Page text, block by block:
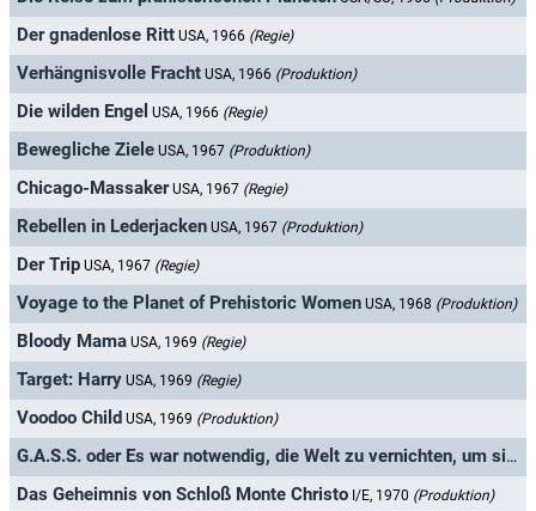
Der gnadenlose Ritt USA, 1966 (Regie)
Verhängnisvolle Fracht USA, 1966 (Produktion)
Die wilden Engel USA, 1966 (Regie)
Bewegliche Ziele USA, 1967 (Produktion)
Chicago-Massaker USA, 1967 (Regie)
Rebellen in Lederjacken USA, 1967 (Produktion)
Der Trip USA, 1967 (Regie)
Voyage to the Planet of Prehistoric Women USA, 1968 (Produktion)
Bloody Mama USA, 1969 (Regie)
Target: Harry USA, 1969 (Regie)
Voodoo Child USA, 1969 (Produktion)
G.A.S.S. oder Es war notwendig, die Welt zu vernichten, um sie zu retten
Das Geheimnis von Schloß Monte Christo I/E, 1970 (Produktion)